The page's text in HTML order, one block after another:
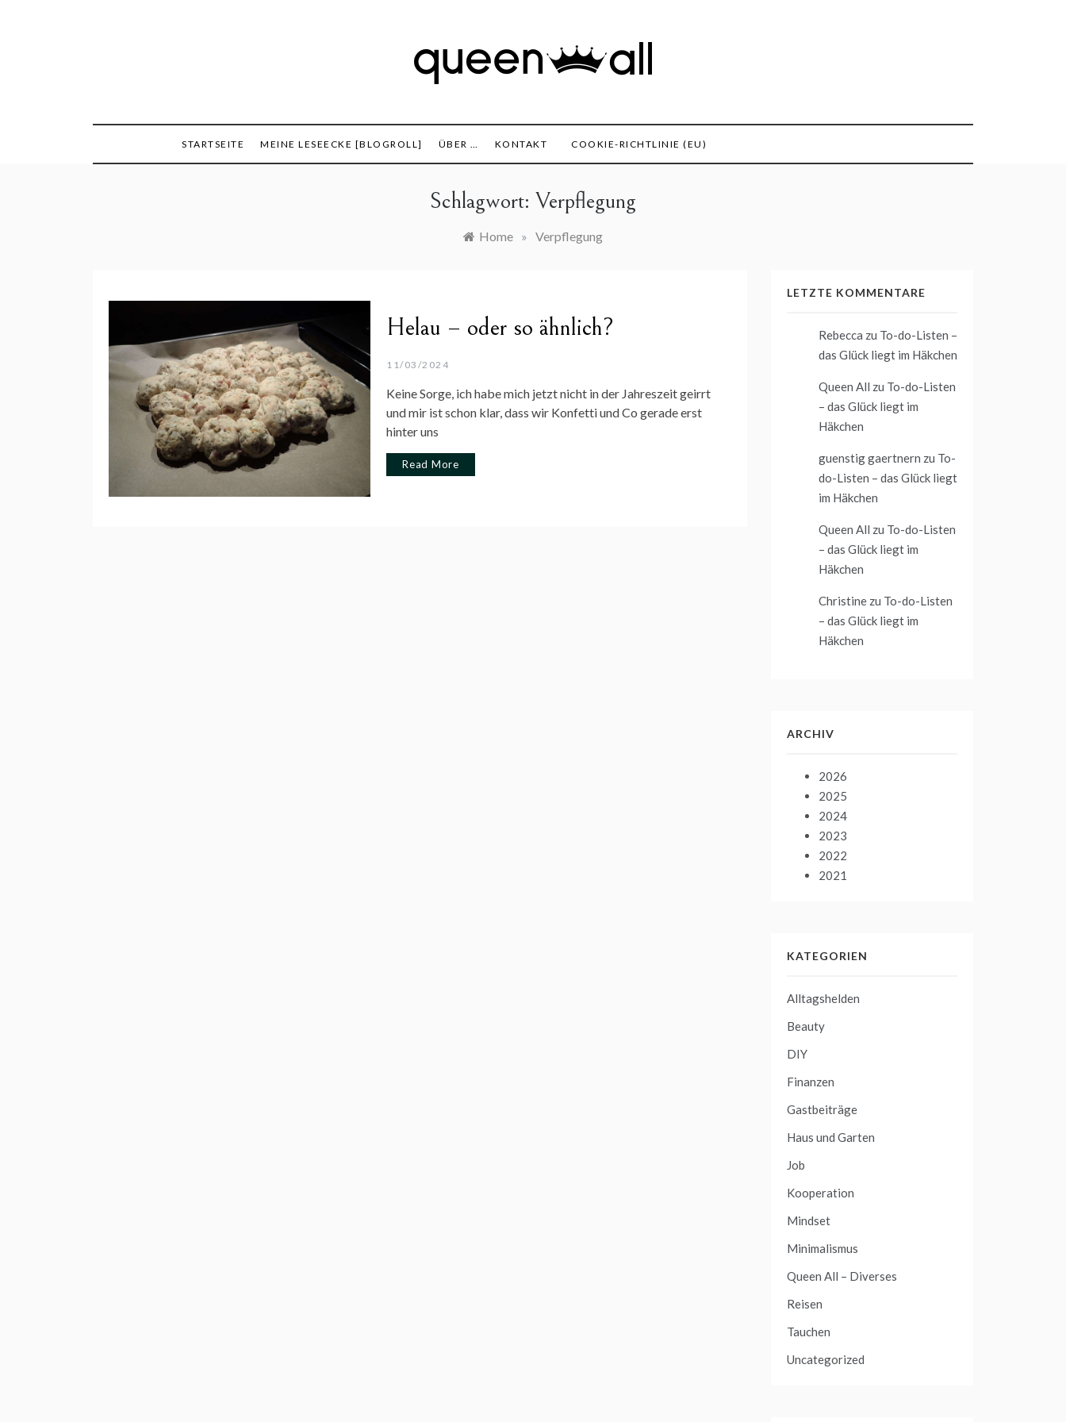
STARTSEITE MEINE LESEECKE [BLOGROLL] ÜBER … KONTAKT COOKIE-RICHTLINIE (EU)
Schlagwort: Verpflegung
Home » Verpflegung
Helau – oder so ähnlich?
11/03/2024
Keine Sorge, ich habe mich jetzt nicht in der Jahreszeit geirrt
und mir ist schon klar, dass wir Konfetti und Co gerade erst
hinter uns
Read More
LETZTE KOMMENTARE
Rebecca zu To-do-Listen –
das Glück liegt im Häkchen
Queen All zu To-do-Listen
– das Glück liegt im
Häkchen
guenstig gaertnern zu To-
do-Listen – das Glück liegt
im Häkchen
Queen All zu To-do-Listen
– das Glück liegt im
Häkchen
Christine zu To-do-Listen
– das Glück liegt im
Häkchen
ARCHIV
2026
2025
2024
2023
2022
2021
KATEGORIEN
Alltagshelden
Beauty
DIY
Finanzen
Gastbeiträge
Haus und Garten
Job
Kooperation
Mindset
Minimalismus
Queen All – Diverses
Reisen
Tauchen
Uncategorized